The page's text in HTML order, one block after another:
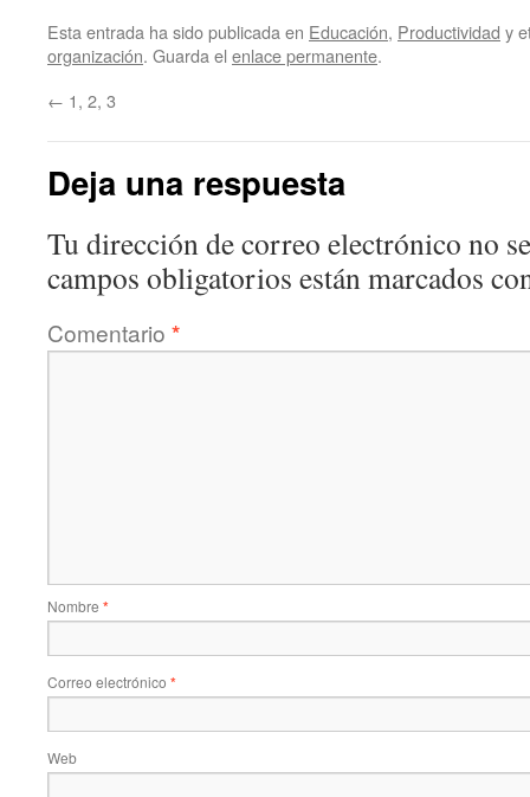
Esta entrada ha sido publicada en Educación, Productividad y
organización. Guarda el enlace permanente.
← 1, 2, 3
Deja una respuesta
Tu dirección de correo electrónico no
campos obligatorios están marcados
Comentario *
Nombre *
Correo electrónico *
Web